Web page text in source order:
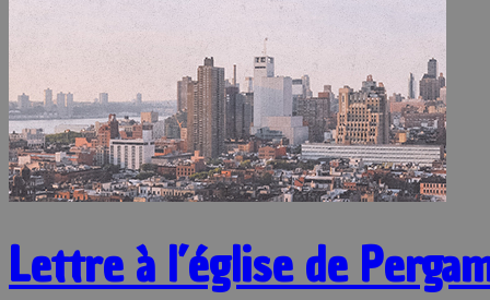
Lettre à l’église de